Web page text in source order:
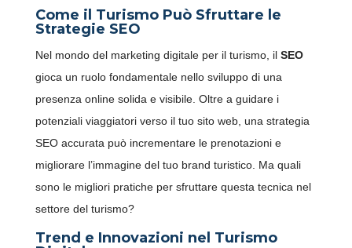
Come il Turismo Può Sfruttare le
Strategie SEO
Nel mondo del marketing digitale per il turismo, il SEO
gioca un ruolo fondamentale nello sviluppo di una
presenza online solida e visibile. Oltre a guidare i
potenziali viaggiatori verso il tuo sito web, una strategia
SEO accurata può incrementare le prenotazioni e
migliorare l’immagine del tuo brand turistico. Ma quali
sono le migliori pratiche per sfruttare questa tecnica nel
settore del turismo?
Trend e Innovazioni nel Turismo